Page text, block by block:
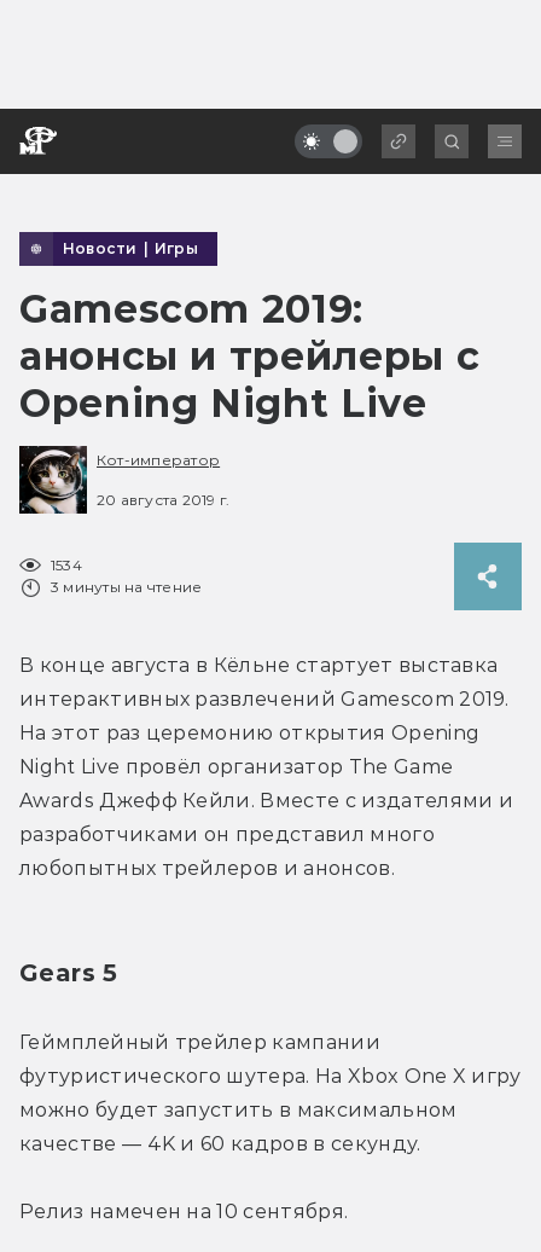
Новости | Игры
Gamescom 2019:
анонсы и трейлеры с
Opening Night Live
Кот-император
20 августа 2019 г.
1534
3 минуты на чтение
В конце августа в Кёльне стартует выставка
интерактивных развлечений Gamescom 2019.
На этот раз церемонию открытия Opening
Night Live провёл организатор The Game
Awards Джефф Кейли. Вместе с издателями и
разработчиками он представил много
любопытных трейлеров и анонсов.
Gears 5
Геймплейный трейлер кампании
футуристического шутера. На Xbox One X игру
можно будет запустить в максимальном
качестве — 4K и 60 кадров в секунду.
Релиз намечен на 10 сентября.